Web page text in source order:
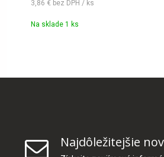
3,86 € bez DPH / ks
Na sklade 1 ks
Najdôležitejšie